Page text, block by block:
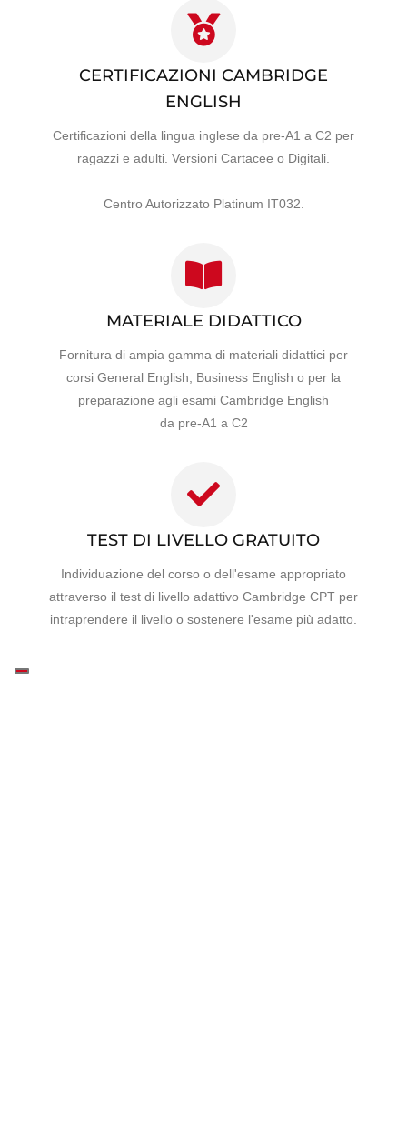
CERTIFICAZIONI CAMBRIDGE
ENGLISH
Certificazioni della lingua inglese da pre-A1 a C2 per
ragazzi e adulti. Versioni Cartacee o Digitali.
Centro Autorizzato Platinum IT032.
MATERIALE DIDATTICO
Fornitura di ampia gamma di materiali didattici per
corsi General English, Business English o per la
preparazione agli esami Cambridge English
da pre-A1 a C2
TEST DI LIVELLO GRATUITO
Individuazione del corso o dell'esame appropriato
attraverso il test di livello adattivo Cambridge CPT per
intraprendere il livello o sostenere l'esame più adatto.